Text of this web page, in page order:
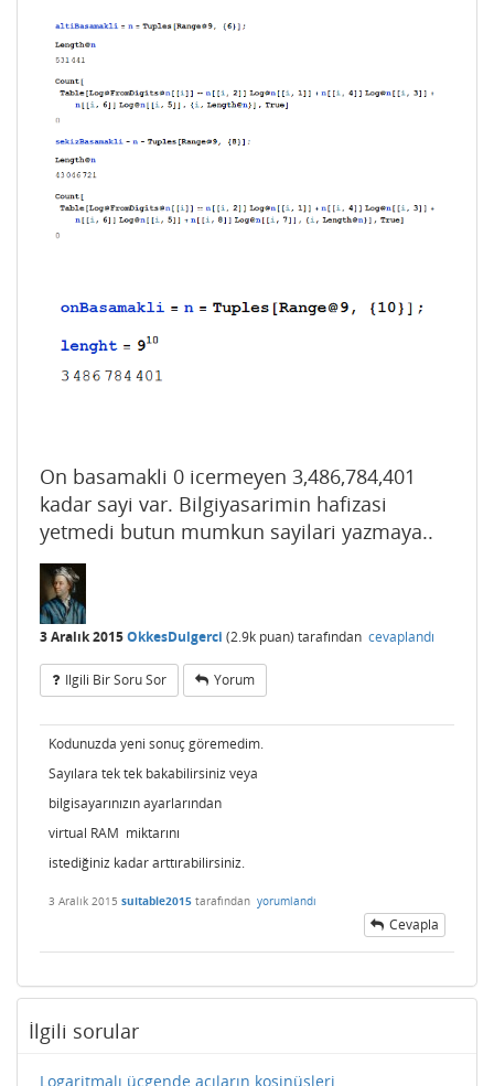
On basamakli 0 icermeyen 3,486,784,401
kadar sayi var. Bilgiyasarimin hafizasi
yetmedi butun mumkun sayilari yazmaya..
3 Aralık 2015OkkesDulgerci (2.9k puan) tarafından cevaplandı
Ilgili Bir Soru Sor Yorum
Kodunuzda yeni sonuç göremedim.
Sayılara tek tek bakabilirsiniz veya
bilgisayarınızın ayarlarından
virtual RAM miktarını
istediğiniz kadar arttırabilirsiniz.
3 Aralık 2015 suitable2015 tarafından yorumlandı
Cevapla
İlgili sorular
Logaritmalı üçgende açıların kosinüsleri